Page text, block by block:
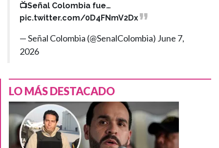
📺Señal Colombia fue…
pic.twitter.com/0D4FNmV2Dx
— Señal Colombia (@SenalColombia) June 7,
2026
LO MÁS DESTACADO